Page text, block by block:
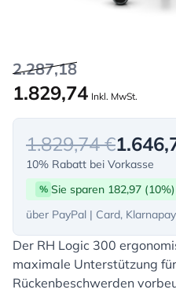
2.287,18
1.829,74 Inkl. MwSt.
1.829,74 €
10% Rabatt bei Vorkasse
% Sie sparen 182,97 (10%)
über PayPal | Card,
Der RH Logic 300
maximale Unterstützung
Rückenbeschwerden